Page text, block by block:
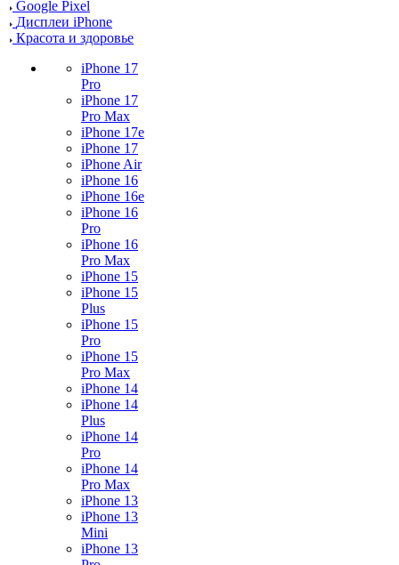
Google Pixel
Дисплеи iPhone
Красота и здоровье
iPhone 17
Pro
iPhone 17
Pro Max
iPhone 17e
iPhone 17
iPhone Air
iPhone 16
iPhone 16e
iPhone 16
Pro
iPhone 16
Pro Max
iPhone 15
iPhone 15
Plus
iPhone 15
Pro
iPhone 15
Pro Max
iPhone 14
iPhone 14
Plus
iPhone 14
Pro
iPhone 14
Pro Max
iPhone 13
iPhone 13
Mini
iPhone 13